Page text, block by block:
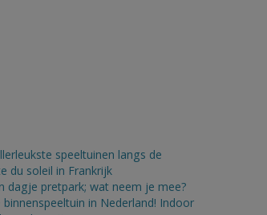
speeltuinen langs de
du soleil in Frankrijk
dagje pretpark; wat neem je mee?
binnenspeeltuin in Nederland! Indoor